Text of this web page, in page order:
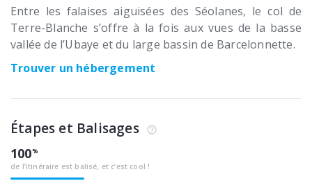
Entre les falaises aiguisées des Séolanes, le col de
Terre-Blanche s’offre à la fois aux vues de la basse
vallée de l’Ubaye et du large bassin de Barcelonnette.
Trouver un hébergement
Étapes et Balisages
100
de l’itinéraire est balisé, et c’est cool !